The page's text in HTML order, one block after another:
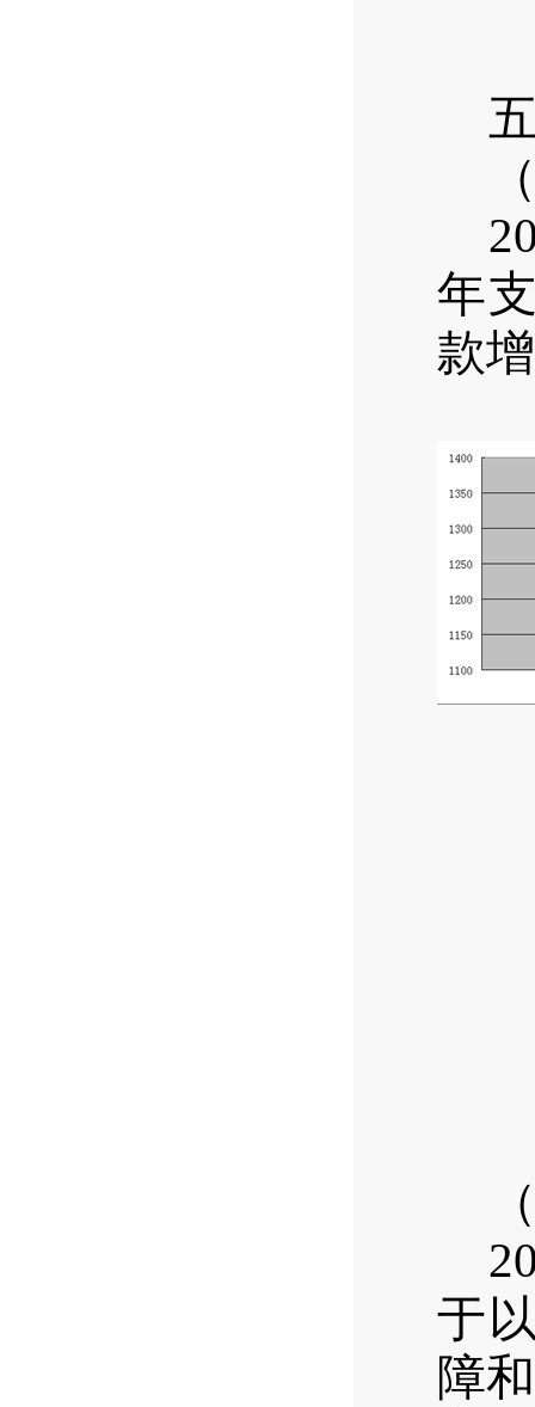
年
款
于
障